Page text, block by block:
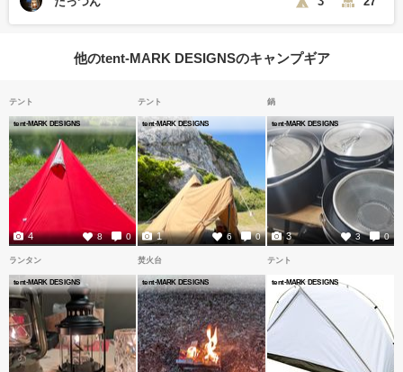
他のtent-MARK DESIGNSのキャンプギア
テント
tent-MARK DESIGNS
8 0
4
テント
tent-MARK DESIGNS
6 0
1
鍋
tent-MARK DESIGNS
3 0
3
ランタン
tent-MARK DESIGNS
焚火台
tent-MARK DESIGNS
テント
tent-MARK DESIGNS